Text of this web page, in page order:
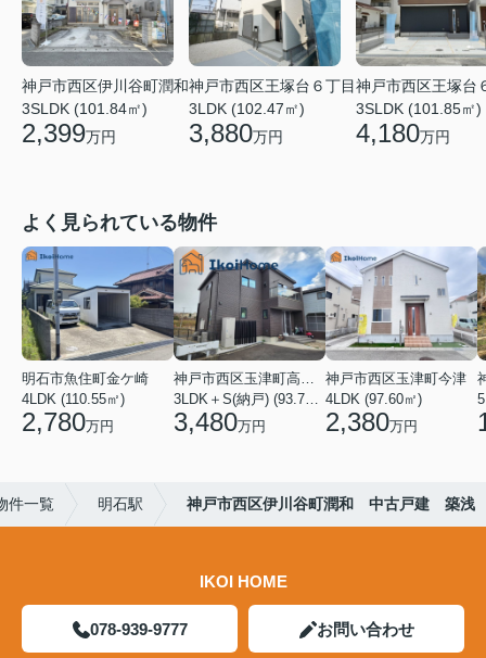
神戸市西区伊川谷町潤和
3SLDK (101.84㎡)
2,399万円
神戸市西区王塚台６丁目
3LDK (102.47㎡)
3,880万円
神戸市西区王塚台
3SLDK (101.85㎡)
4,180万円
よく見られている物件
明石市魚住町金ケ崎
4LDK (110.55㎡)
2,780万円
神戸市西区玉津町高津橋
3LDK＋S(納戸) (93.74㎡)
3,480万円
神戸市西区玉津町今津
4LDK (97.60㎡)
2,380万円
件一覧 明石駅 神戸市西区伊川谷町潤和 中古戸建 築浅
IKOI HOME
078-939-9777 お問い合わせ